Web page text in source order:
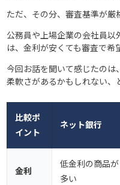
ただ、その分、審査基準が厳
公務員や上場企業の会社員
は、金利が安くても審査で希
今回お話を聞いて感じたの
柔軟さがあるかもしれない、
比較ポ
イント
ネット銀行
金利
低金利の商品が
多い